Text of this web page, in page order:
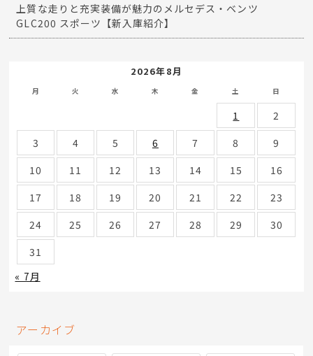
上質な走りと充実装備が魅力のメルセデス・ベンツ
GLC200 スポーツ【新入庫紹介】
2026年8月
月 火 水 木 金 土 日
1
2
3
4 5 6 7 8
9
10
11 12 13 14 15
16
17
18 19 20 21 22
23
24
25 26 27 28 29
30
31
« 7月
アーカイブ